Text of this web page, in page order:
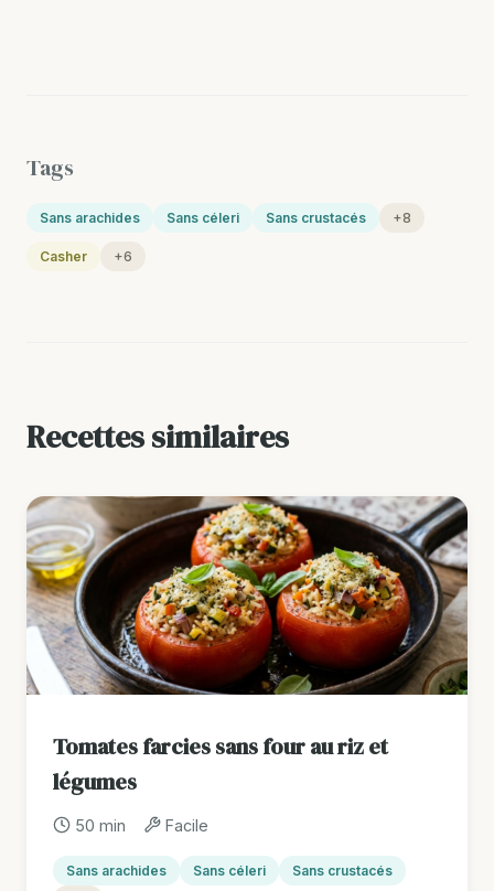
Tags
Sans arachides Sans céleri Sans crustacés +8
Casher +6
Recettes similaires
Tomates farcies sans four au riz et
légumes
50 min Facile
Sans arachides Sans céleri Sans crustacés